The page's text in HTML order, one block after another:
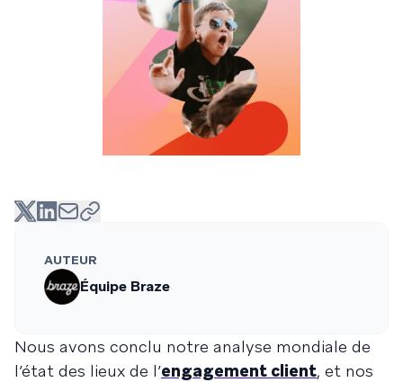
AUTEUR
Équipe Braze
Nous avons conclu notre analyse mondiale de
l’état des lieux de l’engagement client, et nos